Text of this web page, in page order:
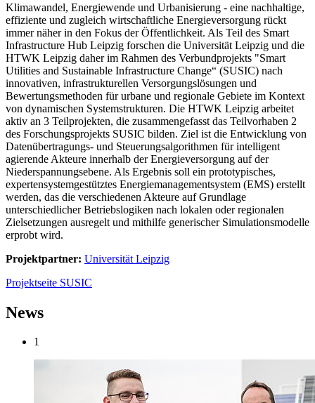
Klimawandel, Energiewende und Urbanisierung - eine nachhaltige,
effiziente und zugleich wirtschaftliche Energieversorgung rückt
immer näher in den Fokus der Öffentlichkeit. Als Teil des Smart
Infrastructure Hub Leipzig forschen die Universität Leipzig und die
HTWK Leipzig daher im Rahmen des Verbundprojekts "Smart
Utilities and Sustainable Infrastructure Change“ (SUSIC) nach
innovativen, infrastrukturellen Versorgungslösungen und
Bewertungsmethoden für urbane und regionale Gebiete im Kontext
von dynamischen Systemstrukturen. Die HTWK Leipzig arbeitet
aktiv an 3 Teilprojekten, die zusammengefasst das Teilvorhaben 2
des Forschungsprojekts SUSIC bilden. Ziel ist die Entwicklung von
Datenübertragungs- und Steuerungsalgorithmen für intelligent
agierende Akteure innerhalb der Energieversorgung auf der
Niederspannungsebene. Als Ergebnis soll ein prototypisches,
expertensystemgestütztes Energiemanagementsystem (EMS) erstellt
werden, das die verschiedenen Akteure auf Grundlage
unterschiedlicher Betriebslogiken nach lokalen oder regionalen
Zielsetzungen ausregelt und mithilfe generischer Simulationsmodelle
erprobt wird.
Projektpartner: Universität Leipzig
Projektseite SUSIC
News
1